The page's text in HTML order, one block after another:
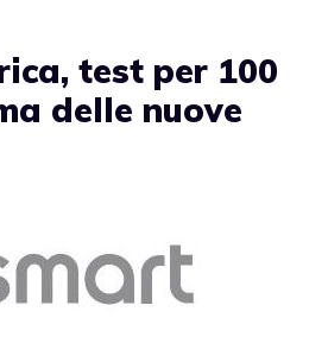
test per 100
delle nuove